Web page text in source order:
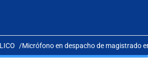
Micrófono en despacho de magistrado